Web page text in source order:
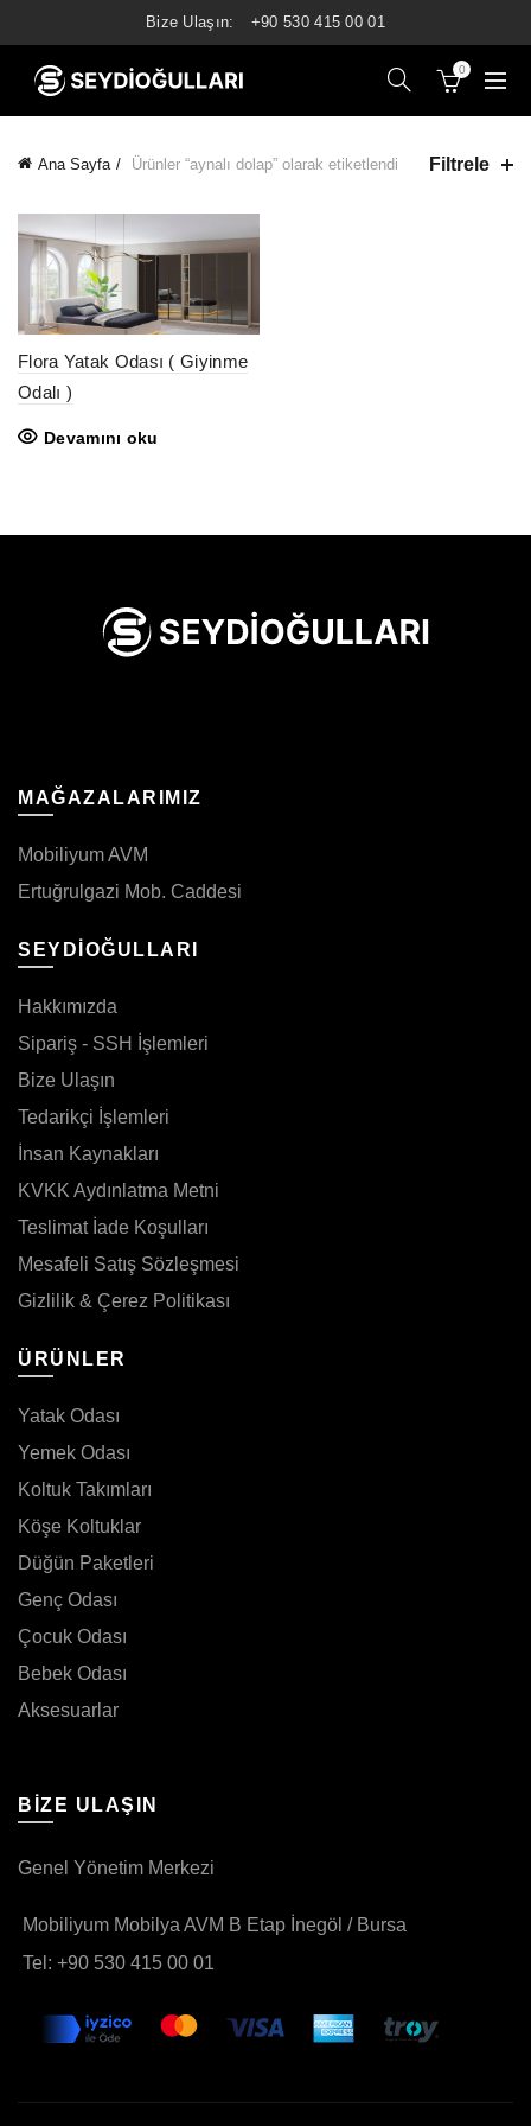
Bize Ulaşın: +90 530 415 00 01
0
Ana Sayfa Ürünler “aynalı dolap” olarak etiketlendi Filtrele
Flora Yatak Odası ( Giyinme
Odalı )
Devamını oku
MAĞAZALARIMIZ
Mobiliyum AVM
Ertuğrulgazi Mob. Caddesi
SEYDİOĞULLARI
Hakkımızda
Sipariş - SSH İşlemleri
Bize Ulaşın
Tedarikçi İşlemleri
İnsan Kaynakları
KVKK Aydınlatma Metni
Teslimat İade Koşulları
Mesafeli Satış Sözleşmesi
Gizlilik & Çerez Politikası
ÜRÜNLER
Yatak Odası
Yemek Odası
Koltuk Takımları
Köşe Koltuklar
Düğün Paketleri
Genç Odası
Çocuk Odası
Bebek Odası
Aksesuarlar
BIZE ULAŞIN
Genel Yönetim Merkezi
Mobiliyum Mobilya AVM B Etap İnegöl / Bursa
Tel: +90 530 415 00 01